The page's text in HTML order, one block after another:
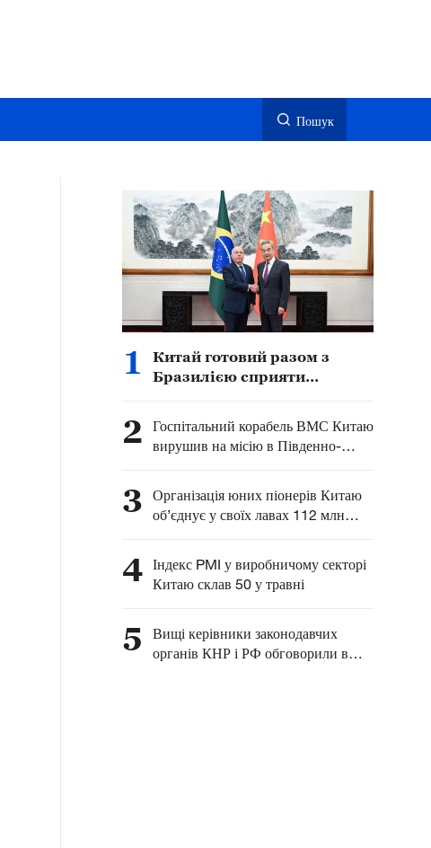
Пошук
1
Китай готовий разом з
Бразилією сприяти
співробітництва між
Китаєм та Латинською
Америкою — глава МЗС
КНР
2 Госпітальний корабель ВМС Китаю
вирушив на місію в Південно-
Китайське море
3 Організація юних піонерів Китаю
об’єднує у своїх лавах 112 млн
китайських дітей
4 Індекс PMI у виробничому секторі
Китаю склав 50 у травні
5
Вищі керівники законодавчих
органів КНР і РФ обговорили в